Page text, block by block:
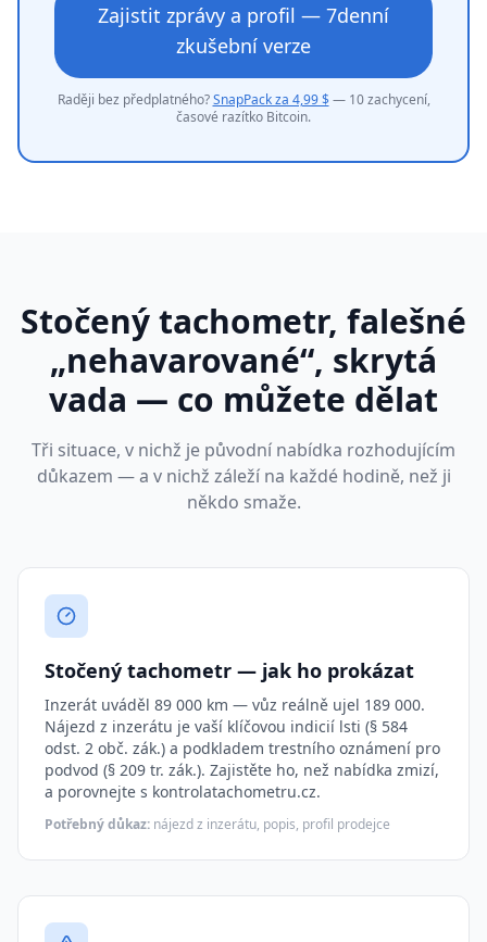
Zajistit zprávy a profil — 7denní
zkušební verze
Raději bez předplatného?SnapPack za 4,99 $— 10 zachycení,
časové razítko Bitcoin.
Stočený tachometr, falešné
„nehavarované“, skrytá
vada — co můžete dělat
Tři situace, v nichž je původní nabídka rozhodujícím
důkazem — a v nichž záleží na každé hodině, než ji
někdo smaže.
Stočený tachometr — jak ho prokázat
Inzerát uváděl 89 000 km — vůz reálně ujel 189 000.
Nájezd z inzerátu je vaší klíčovou indicií lsti (§ 584
odst. 2 obč. zák.) a podkladem trestního oznámení pro
podvod (§ 209 tr. zák.). Zajistěte ho, než nabídka zmizí,
a porovnejte s kontrolatachometru.cz.
Potřebný důkaz: nájezd z inzerátu, popis, profil prodejce